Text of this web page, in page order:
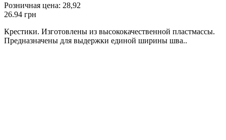
Розничная цена: 28,92
26.94 грн
Крестики. Изготовлены из высококачественной пластмассы.
Предназначены для выдержки единой ширины шва..